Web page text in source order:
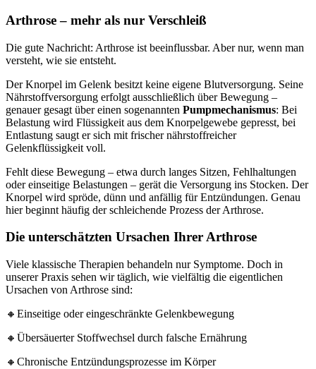
Arthrose – mehr als nur Verschleiß
Die gute Nachricht: Arthrose ist beeinflussbar. Aber nur, wenn man
versteht, wie sie entsteht.
Der Knorpel im Gelenk besitzt keine eigene Blutversorgung. Seine
Nährstoffversorgung erfolgt ausschließlich über Bewegung –
genauer gesagt über einen sogenannten Pumpmechanismus: Bei
Belastung wird Flüssigkeit aus dem Knorpelgewebe gepresst, bei
Entlastung saugt er sich mit frischer nährstoffreicher
Gelenkflüssigkeit voll.
Fehlt diese Bewegung – etwa durch langes Sitzen, Fehlhaltungen
oder einseitige Belastungen – gerät die Versorgung ins Stocken. Der
Knorpel wird spröde, dünn und anfällig für Entzündungen. Genau
hier beginnt häufig der schleichende Prozess der Arthrose.
Die unterschätzten Ursachen Ihrer Arthrose
Viele klassische Therapien behandeln nur Symptome. Doch in
unserer Praxis sehen wir täglich, wie vielfältig die eigentlichen
Ursachen von Arthrose sind:
🔸Einseitige oder eingeschränkte Gelenkbewegung
🔸Übersäuerter Stoffwechsel durch falsche Ernährung
🔸Chronische Entzündungsprozesse im Körper